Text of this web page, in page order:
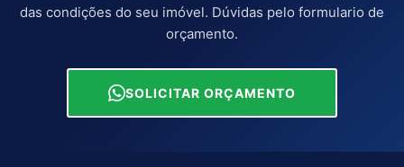
das condições do seu imóvel. Dúvidas pelo formulario de
orçamento.
SOLICITAR ORÇAMENTO